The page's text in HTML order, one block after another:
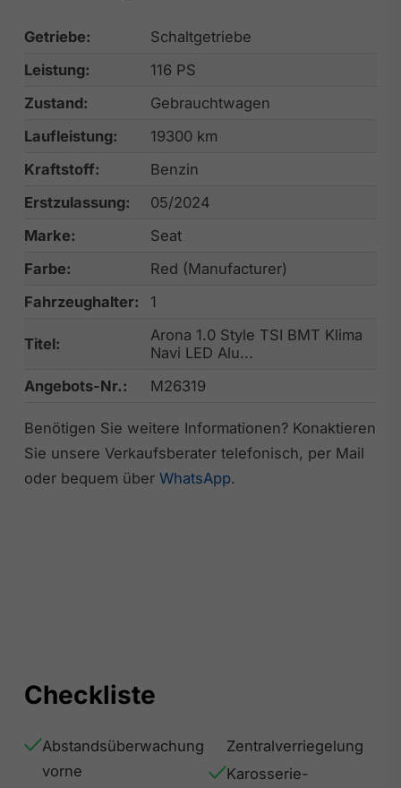
Getriebe:
Schaltgetriebe
Leistung:
116 PS
Zustand:
Gebrauchtwagen
Laufleistung:
19300 km
Kraftstoff:
Benzin
Erstzulassung:
05/2024
Marke:
Seat
Farbe:
Red (Manufacturer)
Fahrzeughalter:
1
Titel:
Arona 1.0 Style TSI BMT Klima
Navi LED Alu...
Angebots-Nr.:
M26319
Benötigen Sie weitere Informationen? Konaktieren
Sie unsere Verkaufsberater telefonisch, per Mail
oder bequem über WhatsApp.
Checkliste
Abstandsüberwachung
vorne
Zentralverriegelung
Karosserie-